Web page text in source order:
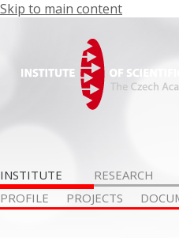
Skip to main content
INSTITUTE RESEARCH
PROFILE
PROJECTS